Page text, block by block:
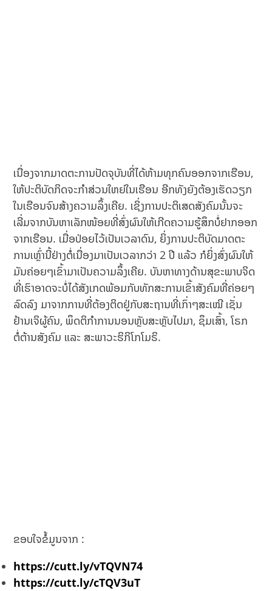
ເນື່ອງຈາກມາດຕະການປັດຈຸບັນທີ່ໄດ້ຫ້າມທຸກຄົນອອກຈາກເຮືອນ,
ໃຫ້ປະຕິບັດກິດຈະກຳສ່ວນໃຫຍ່ໃນເຮືອນ ອີກທັງຍັງຕ້ອງເຮັດວຽກ
ໃນເຮືອນຈົນສ້າງຄວາມລຶ້ງເຄີຍ. ເຊິ່ງການປະຕິເສດສັງຄົມນັ້ນຈະ
ເລີ່ມຈາກບັນຫາເລັກໜ້ອຍທີ່ສົ່ງຜົນໃຫ້ເກີດຄວາມຮູ້ສຶກບໍ່ຢາກອອກ
ຈາກເຮືອນ. ເມື່ອປ່ອຍໄວ້ເປັນເວລາດົນ, ຍິ່ງການປະຕິບັດມາດຕະ
ການເຫຼົ່ານີ້ຢ່າງຕໍ່ເນື່ອງມາເປັນເວລາກວ່າ 2 ປີ ແລ້ວ ກໍຍິ່ງສົ່ງຜົນໃຫ້
ມັນຄ່ອຍໆເຂົ້າມາເປັນຄວາມລຶ້ງເຄີຍ. ບັນຫາທາງດ້ານສຸຂະພາບຈິດ
ທີ່ເຮົາອາດຈະບໍ່ໄດ້ສັງເກດພ້ອມກັບທັກສະການເຂົ້າສັງຄົມທີ່ຄ່ອຍໆ
ລົດລົງ ມາຈາກການທີ່ຕ້ອງຕິດຢູ່ກັບສະຖານທີ່ເກົ່າໆສະເໝີ ເຊັ່ນ
ຢ້ານເຈິຜູ້ຄົນ, ພຶດຕິກຳການນອນຫຼັບສະຫຼັບໄປມາ, ຊຶມເສົ້າ, ໂຣກ
ຕໍ່ຕ້ານສັງຄົມ ແລະ ສະພາວະຮິກິໂກໂມຣິ.
ຂອບໃຈຂໍ້ມູນຈາກ :
https://cutt.ly/vTQVN74
https://cutt.ly/cTQV3uT